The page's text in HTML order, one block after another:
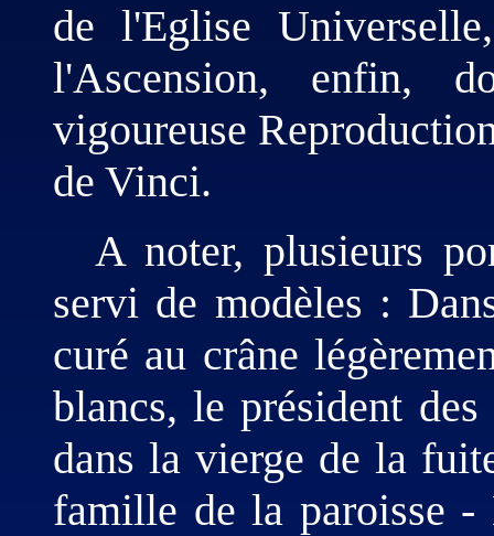
de l'Eglise
l'Ascension, enfin,
vigoureuse
de Vinci.
A noter, plusieurs
servi de modèles :
curé au crâne
blancs, le président
dans la vierge de la
famille de la paroisse -